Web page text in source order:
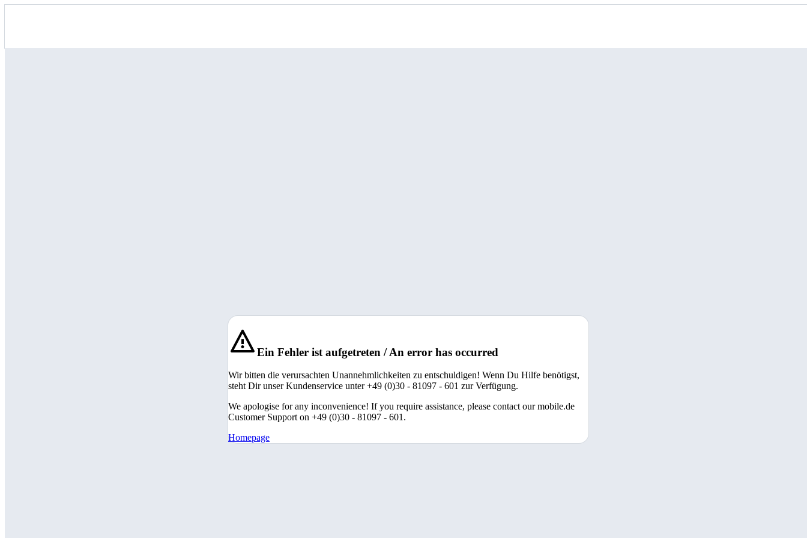
Ein Fehler ist aufgetreten / An error has occurred
Wir bitten die verursachten Unannehmlichkeiten zu entschuldigen! Wenn Du Hilfe benötigst,
steht Dir unser Kundenservice unter +49 (0)30 - 81097 - 601 zur Verfügung.
We apologise for any inconvenience! If you require assistance, please contact our mobile.de
Customer Support on +49 (0)30 - 81097 - 601.
Homepage